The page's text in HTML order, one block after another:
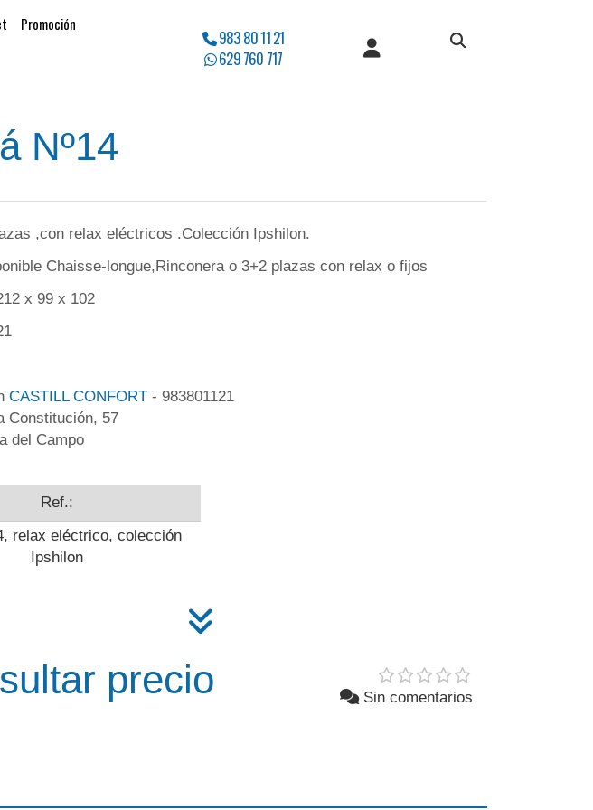
Promoción
983 80 11 21
629 760 717
Nº14
,con relax eléctricos .Colección Ipshilon.
Chaisse-longue,Rinconera o 3+2 plazas con relax o fijos
x 99 x 102
CASTILL CONFORT - 983801121
Constitución, 57
del Campo
Ref.:
relax eléctrico, colección
Ipshilon
precio Sin comentarios